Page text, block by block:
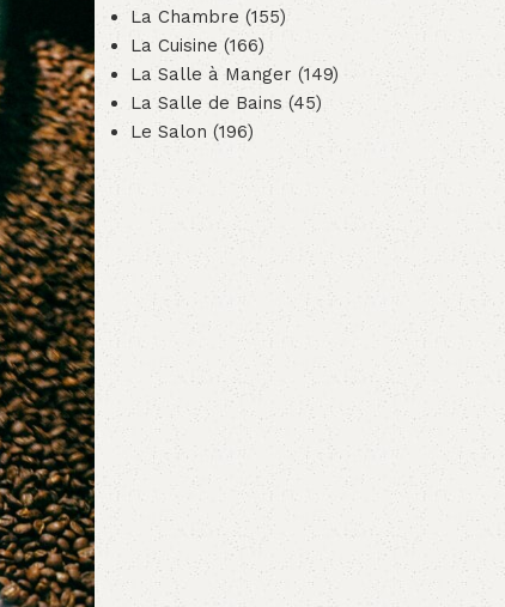
La Chambre (155)
La Cuisine (166)
La Salle à Manger (149)
La Salle de Bains (45)
Le Salon (196)